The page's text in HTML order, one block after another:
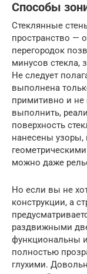
Способы
Стеклянные
пространство —
перегородок
минусов
Не следует
выполнена
примитивно и не
выполнить,
поверхность
нанесены узоры,
можно даже
Но если вы не
конструкции, а
раздвижными
функциональны
полностью
глухими.